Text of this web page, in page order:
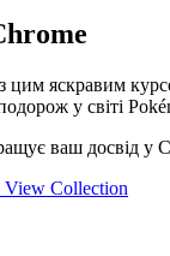
цим яскравим
у світі
ваш досвід у
View Collection